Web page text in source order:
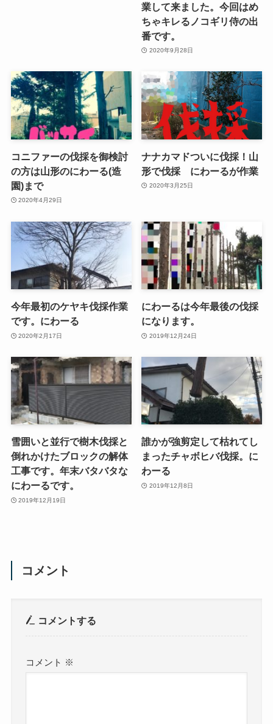
業して来ました。今回はめ
ちゃキレるノコギリ侍の出
番です。
2020年9月28日
コニファーの伐採を御検討
の方は山形のにわーる(造
園)まで
2020年4月29日
ナナカマドついに伐採！山
形で伐採 にわーるが作業
2020年3月25日
今年最初のケヤキ伐採作業
です。にわーる
2020年2月17日
にわーるは今年最後の伐採
になります。
2019年12月24日
雪囲いと並行で樹木伐採と
倒れかけたブロックの解体
工事です。年末バタバタな
にわーるです。
2019年12月19日
誰かが強剪定して枯れてし
まったチャボヒバ伐採。に
わーる
2019年12月8日
コメント
コメントする
コメント ※